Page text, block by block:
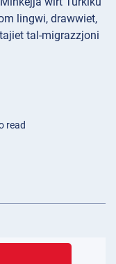
lingwi, drawwiet,
tal-migrazzjoni
read